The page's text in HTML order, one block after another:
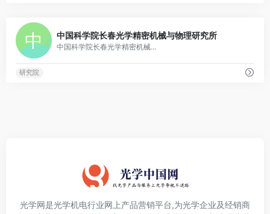
中国科学院长春光学精密机械与物理研究所
中国科学院长春光学精密机械...
研究院
光学网是光学机电行业网上产品营销平台,为光学企业及经销商